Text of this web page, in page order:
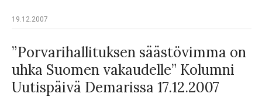
19.12.2007
”Porvarihallituksen säästövimma on
uhka Suomen vakaudelle” Kolumni
Uutispäivä Demarissa 17.12.2007